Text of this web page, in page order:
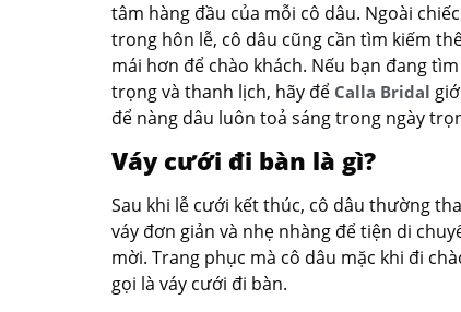
tâm hàng đầu của mỗi cô dâu. Ngoài
trong hôn lễ, cô dâu cũng cần tìm kiếm
mái hơn để chào khách. Nếu bạn đang
trọng và thanh lịch, hãy để Calla Bridal
để nàng dâu luôn toả sáng trong ngày
Váy cưới đi bàn là gì?
Sau khi lễ cưới kết thúc, cô dâu thường
váy đơn giản và nhẹ nhàng để tiện di
mời. Trang phục mà cô dâu mặc khi đi
gọi là váy cưới đi bàn.